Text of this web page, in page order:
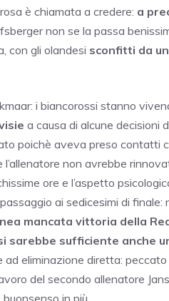
è chiamata a credere: a
non se la passa
con gli olandesi sconfitti da
i biancorossi stanno
a causa di alcune decisioni
poichè aveva preso contatti
non avrebbe
ore e l’aspetto
ai sedicesimi di finale:
mancata vittoria della
sarebbe sufficiente anche
eliminazione diretta: peccato
del secondo allenatore
in più.